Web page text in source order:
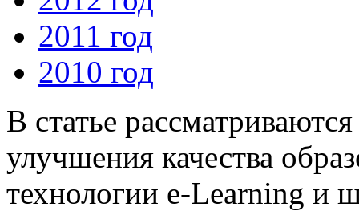
2011 год
2010 год
В статье
улучшения качества
технологии e-Learning и